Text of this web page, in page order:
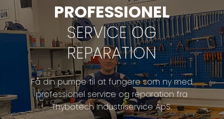
PROFESSIONEL
SERVICE OG
REPARATION
Få din pumpe til at fungere som ny med
professionel service og reparation fra
Thybotech Industriservice ApS.